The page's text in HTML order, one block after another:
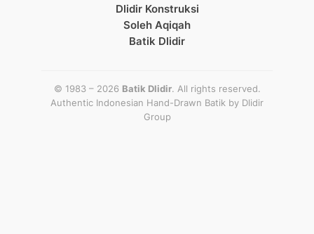
Dlidir Konstruksi
Soleh Aqiqah
Batik Dlidir
© 1983 – 2026 Batik Dlidir. All rights reserved.
Authentic Indonesian Hand-Drawn Batik by Dlidir
Group